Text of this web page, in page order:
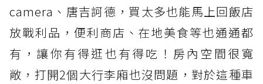
camera、唐吉訶德，買太多也能馬上回飯店
放戰利品，便利商店、在地美食等也通通都
有，讓你有得逛也有得吃！房內空間很寬
敞，打開2個大行李廂也沒問題，對於這種車